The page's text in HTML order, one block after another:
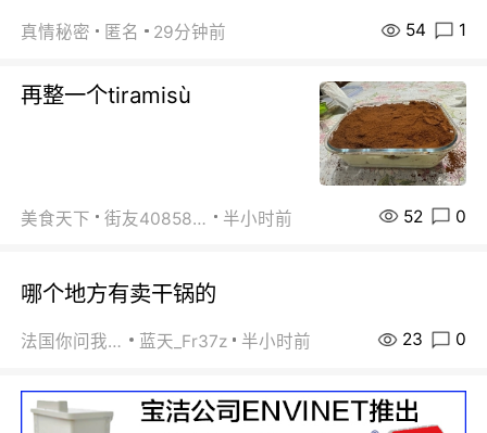
真情秘密 匿名 29分钟前 54 1
再整一个tiramisù
美食天下 街友40858442 半小时前 52 0
哪个地方有卖干锅的
法国你问我答 蓝天_Fr37z 半小时前 23 0